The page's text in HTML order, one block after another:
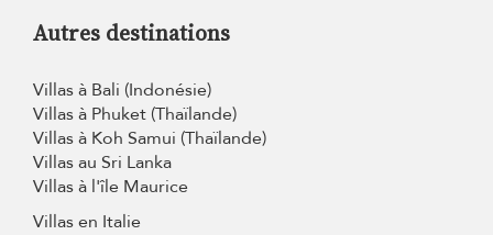
Autres destinations
Villas à Bali (Indonésie)
Villas à Phuket (Thaïlande)
Villas à Koh Samui (Thaïlande)
Villas au Sri Lanka
Villas à l'île Maurice
Villas en Italie